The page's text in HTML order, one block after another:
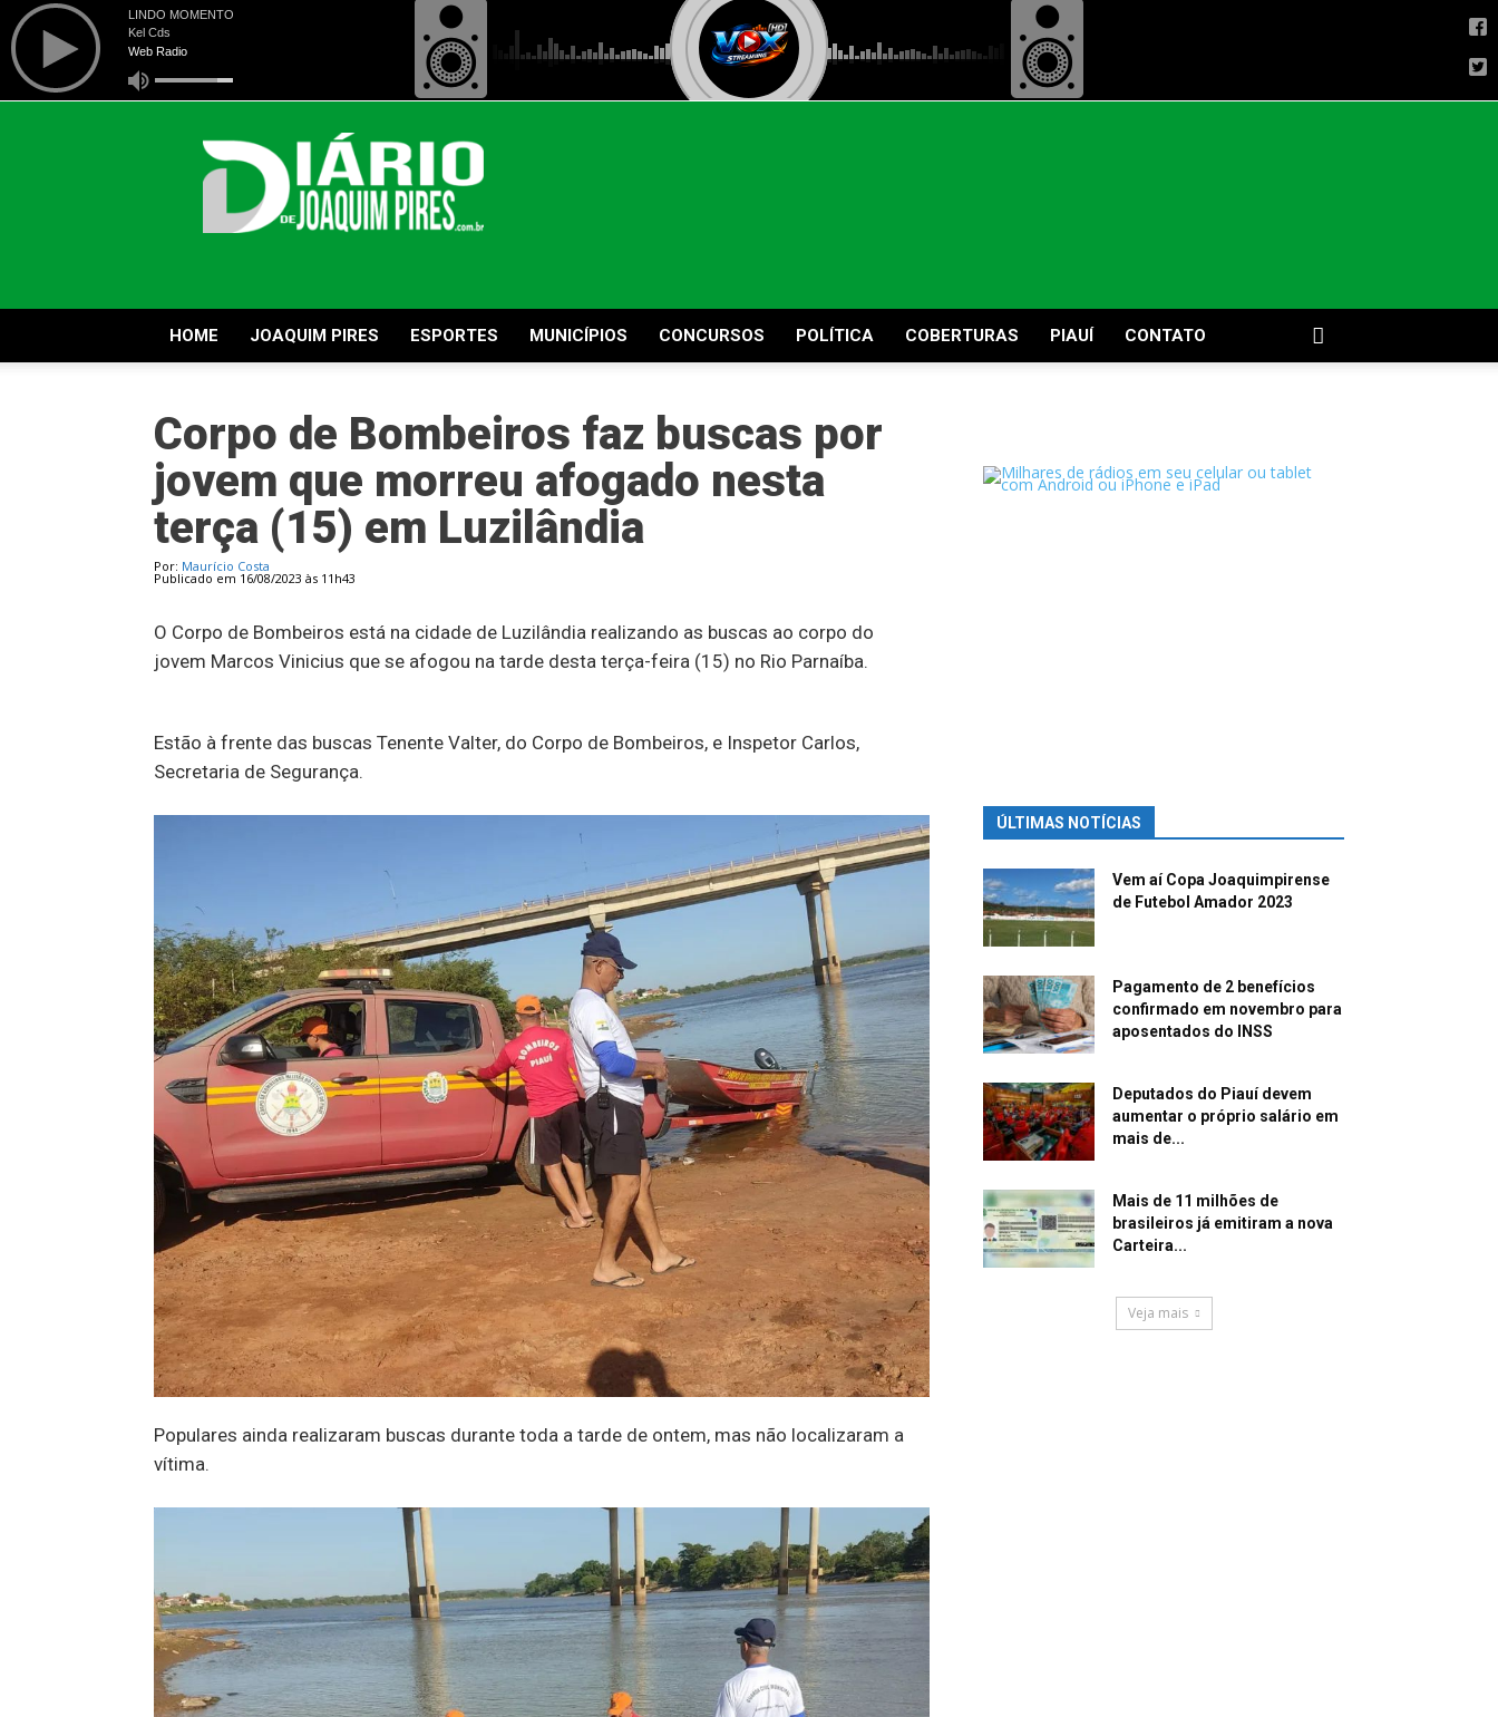
Diário
de
Joaquim
Pires
HOME JOAQUIM PIRES ESPORTES MUNICÍPIOS CONCURSOS POLÍTICA COBERTURAS PIAUÍ CONTATO
Corpo de Bombeiros faz buscas por
jovem que morreu afogado nesta
terça (15) em Luzilândia
Por: Maurício Costa
Publicado em 16/08/2023 às 11h43
O Corpo de Bombeiros está na cidade de Luzilândia realizando as buscas ao corpo do
jovem Marcos Vinicius que se afogou na tarde desta terça-feira (15) no Rio Parnaíba.
Estão à frente das buscas Tenente Valter, do Corpo de Bombeiros, e Inspetor Carlos,
Secretaria de Segurança.
Populares ainda realizaram buscas durante toda a tarde de ontem, mas não localizaram a
vítima.
ÚLTIMAS NOTÍCIAS
Vem aí Copa Joaquimpirense
de Futebol Amador 2023
Pagamento de 2 benefícios
confirmado em novembro para
aposentados do INSS
Deputados do Piauí devem
aumentar o próprio salário em
mais de...
Mais de 11 milhões de
brasileiros já emitiram a nova
Carteira...
Veja mais